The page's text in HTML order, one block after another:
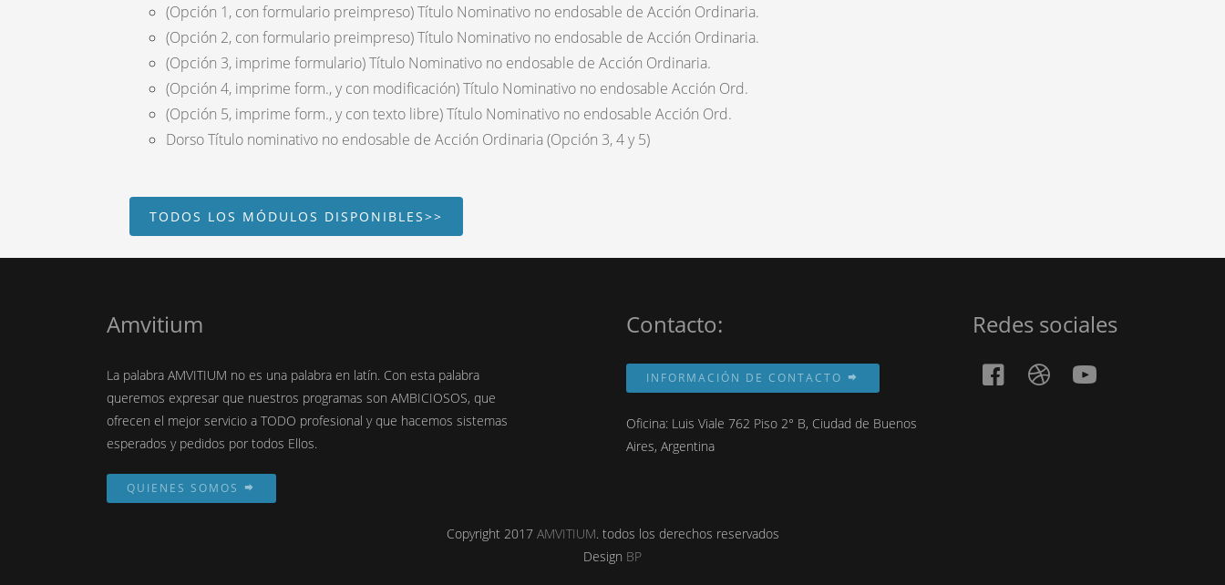
(Opción 1, con formulario preimpreso) Título Nominativo no endosable de Acción Ordinaria.
(Opción 2, con formulario preimpreso) Título Nominativo no endosable de Acción Ordinaria.
(Opción 3, imprime formulario) Título Nominativo no endosable de Acción Ordinaria.
(Opción 4, imprime form., y con modificación) Título Nominativo no endosable Acción Ord.
(Opción 5, imprime form., y con texto libre) Título Nominativo no endosable Acción Ord.
Dorso Título nominativo no endosable de Acción Ordinaria (Opción 3, 4 y 5)
TODOS LOS MÓDULOS DISPONIBLES>>
Amvitium
La palabra AMVITIUM no es una palabra en latín. Con esta palabra
queremos expresar que nuestros programas son AMBICIOSOS, que
ofrecen el mejor servicio a TODO profesional y que hacemos sistemas
esperados y pedidos por todos Ellos.
QUIENES SOMOS
Contacto:
INFORMACIÓN DE CONTACTO
Oficina: Luis Viale 762 Piso 2° B, Ciudad de Buenos
Aires, Argentina
Redes sociales
Copyright 2017 AMVITIUM. todos los derechos reservados
Design BP